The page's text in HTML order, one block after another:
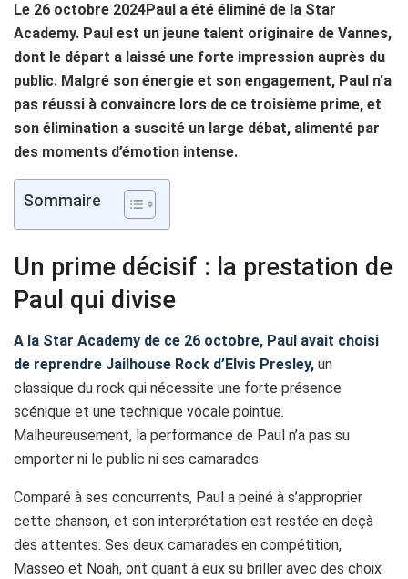
Le 26 octobre 2024Paul a été éliminé de la Star
Academy. Paul est un jeune talent originaire de Vannes,
dont le départ a laissé une forte impression auprès du
public. Malgré son énergie et son engagement, Paul n’a
pas réussi à convaincre lors de ce troisième prime, et
son élimination a suscité un large débat, alimenté par
des moments d’émotion intense.
Sommaire
Un prime décisif : la prestation de
Paul qui divise
A la Star Academy de ce 26 octobre, Paul avait choisi
de reprendre Jailhouse Rock d’Elvis Presley, un
classique du rock qui nécessite une forte présence
scénique et une technique vocale pointue.
Malheureusement, la performance de Paul n’a pas su
emporter ni le public ni ses camarades.
Comparé à ses concurrents, Paul a peiné à s’approprier
cette chanson, et son interprétation est restée en deçà
des attentes. Ses deux camarades en compétition,
Masseo et Noah, ont quant à eux su briller avec des choix